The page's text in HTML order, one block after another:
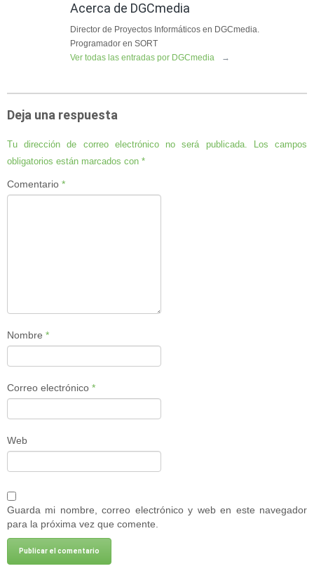
Acerca de DGCmedia
Director de Proyectos Informáticos en DGCmedia.
Programador en SORT
Ver todas las entradas por DGCmedia
→
Deja una respuesta
Tu dirección de correo electrónico no será publicada.
Los campos
obligatorios están marcados con *
Comentario *
Nombre *
Correo electrónico *
Web
Guarda mi nombre, correo electrónico y web en este navegador
para la próxima vez que comente.